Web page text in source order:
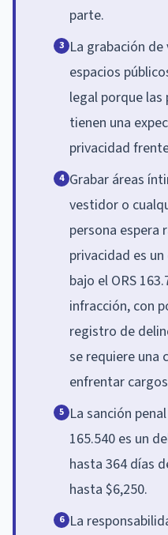
parte.
3 La grabación
espacios
legal porque las
tienen una
privacidad
4 Grabar áreas
vestidor o
persona espera
privacidad es
bajo el ORS
infracción, con
registro de
se requiere una
enfrentar
5 La sanción
165.540 es un
hasta 364 días
hasta $6,250.
6 La